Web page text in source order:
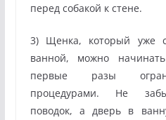
перед собакой к стене.
3) Щенка, который уже
ванной, можно
первые разы
процедурами. Не
поводок, а дверь в